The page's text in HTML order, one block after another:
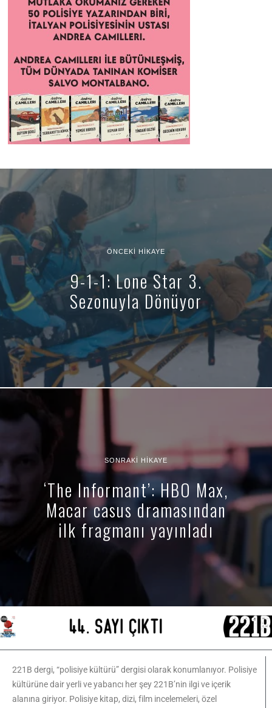
ÖNCEKI HIKAYE
9-1-1: Lone Star 3.
Sezonuyla Dönüyor
SONRAKI HIKAYE
‘The Informant’: HBO Max,
Macar casus dramasından
ilk fragmanı yayınladı
221B dergi, “polisiye kültürü” dergisi olarak konumlanıyor. Polisiye
kültürüne dair yerli ve yabancı her şey 221B’nin ilgi ve içerik
alanına giriyor. Polisiye kitap, dizi, film incelemeleri, özel